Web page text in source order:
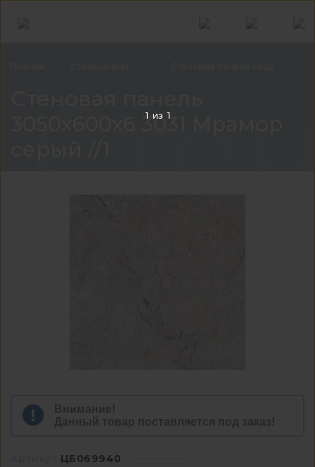
3050x600x6 3031 Мрамор
Внимание!
Данный товар поставляется под заказ!
ЦБ069940
1 из 1